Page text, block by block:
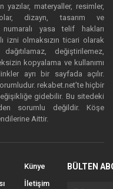
materyaller, resimler,
dizayn, tasarım ve
yasa telif hakları
izni olmaksızın ticari olarak
değiştirilemez,
kopyalama ve kullanımı
ayrı bir sayfada açılır.
rekabet.net’te hiçbir
gidebilir. Bu sitedeki
sorumlu değildir. Köşe
Aittir.
Künye
İletişim
BÜLTEN